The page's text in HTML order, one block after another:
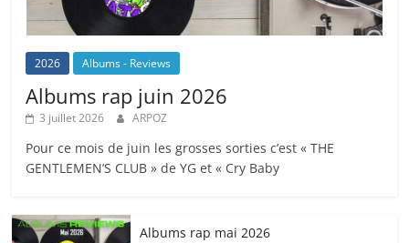
2026 Albums - Reviews
Albums rap juin 2026
3 juillet 2026 ARPOZ
Pour ce mois de juin les grosses sorties c’est « THE
GENTLEMEN’S CLUB » de YG et « Cry Baby
Albums rap mai 2026